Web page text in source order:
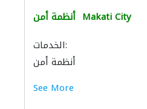
أنظمة أمن Makati City
الخدمات:
أنظمة أمن
See More